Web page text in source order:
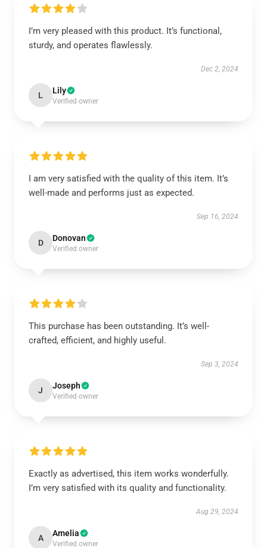
I’m very pleased with this product. It’s functional,
sturdy, and operates flawlessly.
Dec 2, 2024
L Lily
Verified owner
I am very satisfied with the quality of this item. It’s
well-made and performs just as expected.
Sep 16, 2024
D Donovan
Verified owner
This purchase has been outstanding. It’s well-
crafted, efficient, and highly useful.
Sep 3, 2024
J Joseph
Verified owner
Exactly as advertised, this item works wonderfully.
I’m very satisfied with its quality and functionality.
Aug 29, 2024
A Amelia
Verified owner